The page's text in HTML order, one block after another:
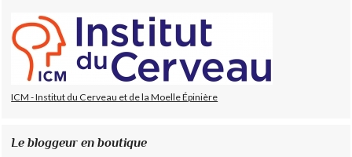
ICM - Institut du Cerveau et de la Moelle Épinière
Le bloggeur en boutique